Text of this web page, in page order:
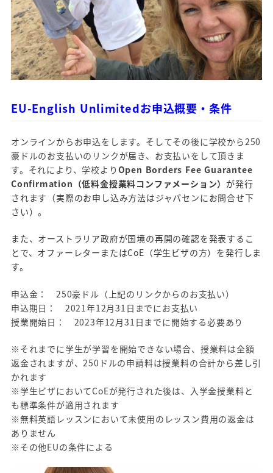
EU-English Unlimitedお申込概要・条件
オンラインからお申込をします。そしてその後に学校から250
豪ドルのお支払いのリンクが届き、お支払いをして頂きま
す。それにより、学校より Open Borders Fee Guarantee
Confirmation（低料金授業料コンファメーション） が発行
されます（実際のお申し込み方法はジャパセンにお問合せ下
さい）。
また、オーストラリア政府が国境の再開の確認を発表するこ
とで、オファーレターまたはCoE（学生ビザの方）を発行しま
す。
申込金： 250豪ドル（上記のリンクからのお支払い）
申込期日： 2021年12月31日までにお支払い
授業開始日： 2023年12月31日までに開始する必要あり
※それまでに学生が学習を開始できない場合、授業料は全額
返金されますが、250ドルの申請料は授業料の合計から差し引
かれます
※学生ビザにおいてCoEが発行された後は、入学金授業料と
も標準条件が適用されます
※無料英語レッスンにおいて未使用のレッスン費用の返金は
ありません
※その他EUの条件による